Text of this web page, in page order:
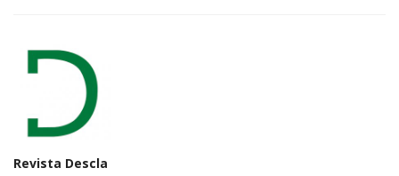
Revista Descla